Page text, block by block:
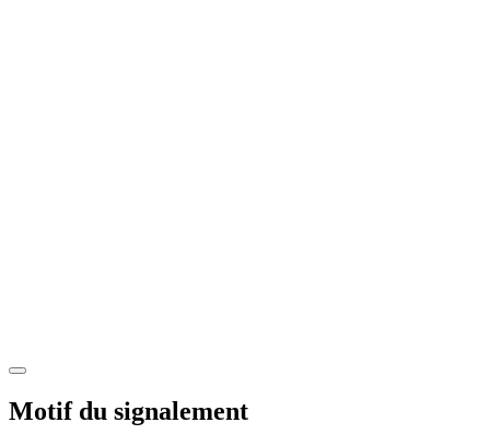
Motif du signalement